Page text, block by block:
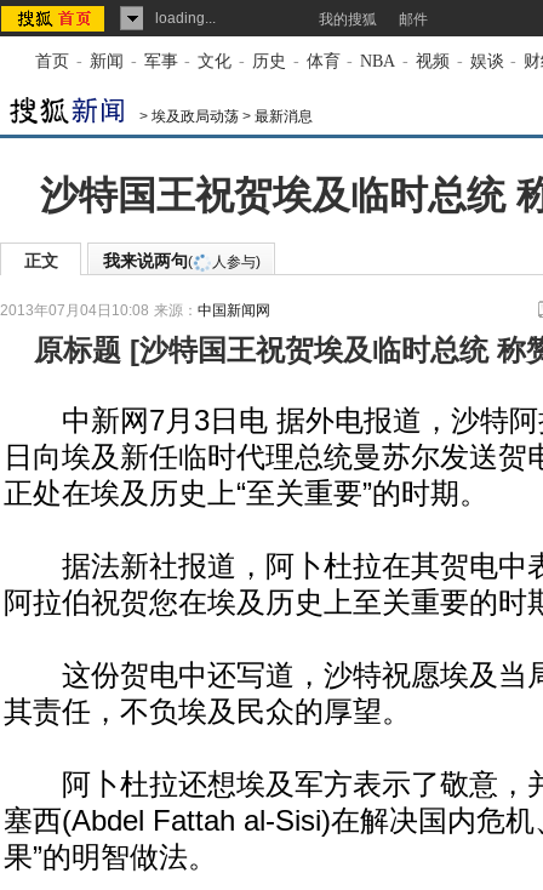
loading... 我的搜狐 邮件
首页 - 新闻 - 军事 - 文化 - 历史 - 体育 - NBA - 视频 - 娱谈 -
> 埃及政局动荡 > 最新消息
沙特国王祝贺埃及临时总统
正文 我来说两句( 人参与)
2013年07月04日10:08 来源： 中国新闻网
原标题 [沙特国王祝贺埃及临时总统 称
中新网7月3日电 据外电报道，沙特阿
日向埃及新任临时代理总统曼苏尔发送贺
正处在埃及历史上“至关重要”的时期。
据法新社报道，阿卜杜拉在其贺电中
阿拉伯祝贺您在埃及历史上至关重要的时
这份贺电中还写道，沙特祝愿埃及当
其责任，不负埃及民众的厚望。
阿卜杜拉还想埃及军方表示了敬意，
塞西(Abdel Fattah al-Sisi)在解决国内危机
果”的明智做法。